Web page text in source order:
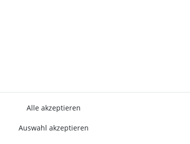
Alle akzeptieren
Auswahl akzeptieren